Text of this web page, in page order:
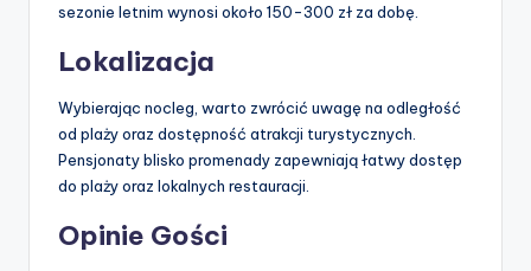
sezonie letnim wynosi około 150-300 zł za dobę.
Lokalizacja
Wybierając nocleg, warto zwrócić uwagę na odległość
od plaży oraz dostępność atrakcji turystycznych.
Pensjonaty blisko promenady zapewniają łatwy dostęp
do plaży oraz lokalnych restauracji.
Opinie Gości